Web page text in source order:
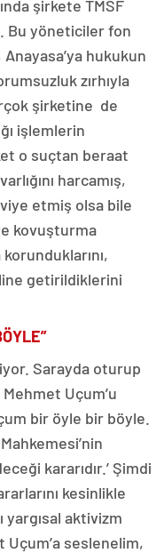
şirkete TMSF
Bu yöneticiler fon
hukukun
zırhıyla
şirketine de
işlemlerin
o suçtan beraat
harcamış,
etmiş olsa bile
kovuşturma
korunduklarını,
getirildiklerini
Sarayda oturup
Uçum’u
bir öyle bir böyle.
kararıdır.’ Şimdi
kesinlikle
yargısal aktivizm
Uçum’a seslenelim,